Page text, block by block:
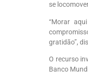
se
“Morar
gratidão”,
O recurso
Banco